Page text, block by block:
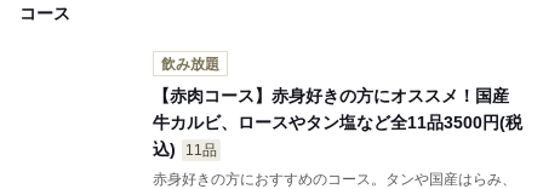
コース
飲み放題
【赤肉コース】赤身好きの方にオススメ！国産
牛カルビ、ロースやタン塩など全11品3500円(税
込)
11品
赤身好きの方におすすめのコース。タンや国産はらみ、